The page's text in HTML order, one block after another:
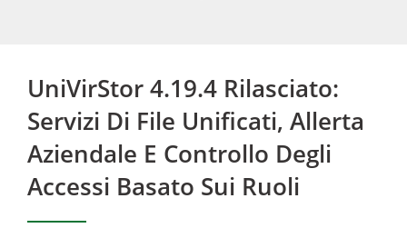
Blocchi, File E Oggetti S3 -
Ambedded
UniVirStor 4.19.4 Rilasciato:
Servizi Di File Unificati, Allerta
Aziendale E Controllo Degli
Accessi Basato Sui Ruoli